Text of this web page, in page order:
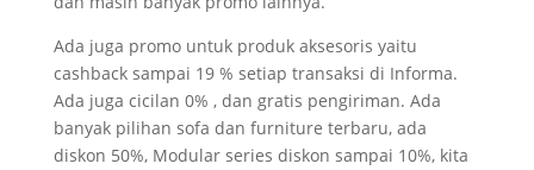
Ada juga promo untuk produk aksesoris yaitu
cashback sampai 19 % setiap transaksi di Informa.
Ada juga cicilan 0% , dan gratis pengiriman. Ada
banyak pilihan sofa dan furniture terbaru, ada
diskon 50%, Modular series diskon sampai 10%, kita